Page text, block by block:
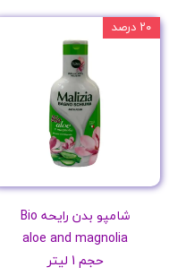
شامپو بدن رایحه Bio
aloe and magnolia
حجم 1 لیتر
۲۰ درصد